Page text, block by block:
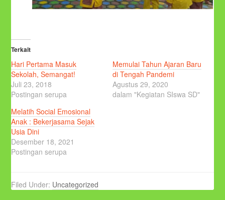
Terkait
Hari Pertama Masuk
Sekolah, Semangat!
Juli 23, 2018
Postingan serupa
Memulai Tahun Ajaran Baru
di Tengah Pandemi
Agustus 29, 2020
dalam "Kegiatan SIswa SD"
Melatih Social Emosional
Anak : Bekerjasama Sejak
Usia Dini
Desember 18, 2021
Postingan serupa
Filed Under: Uncategorized